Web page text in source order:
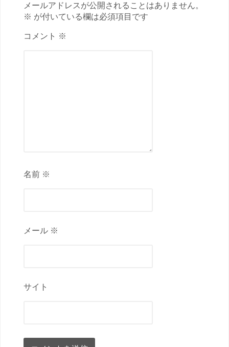
メールアドレスが公開されることはありません。
※ が付いている欄は必須項目です
コメント ※
名前 ※
メール ※
サイト